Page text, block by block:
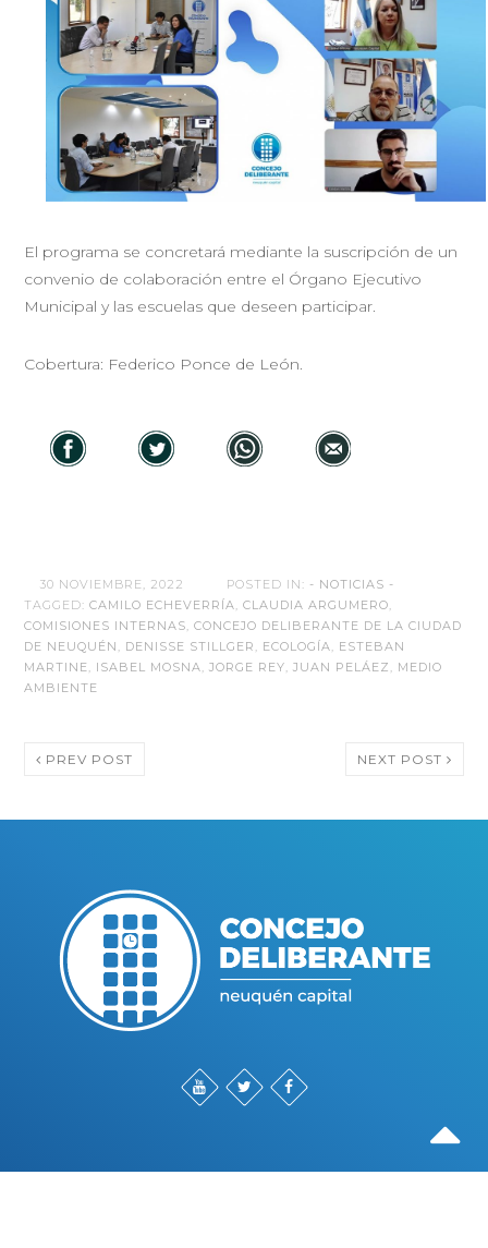
El programa se concretará mediante la suscripción de un
convenio de colaboración entre el Órgano Ejecutivo
Municipal y las escuelas que deseen participar.
Cobertura: Federico Ponce de León.
30 NOVIEMBRE, 2022 POSTED IN: - NOTICIAS -
TAGGED:CAMILO ECHEVERRÍA,CLAUDIA ARGUMERO,
COMISIONES INTERNAS,CONCEJO DELIBERANTE DE LA CIUDAD
DE NEUQUÉN , DENISSE STILLGER , ECOLOGÍA, ESTEBAN
MARTINE, ISABEL MOSNA,JORGE REY,JUAN PELÁEZ , MEDIO
AMBIENTE
PREV POST NEXT POST